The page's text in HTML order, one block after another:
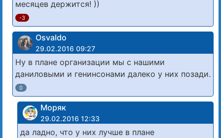
месяцев держится! ))
-3
Osvaldo
29.02.2016 09:27
Ну в плане организации мы с нашими
даниловыми и генинсонами далеко у них позади.
0
Моряк
29.02.2016 12:33
да ладно, что у них лучше в плане